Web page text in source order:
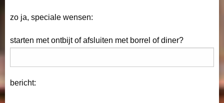
zo ja, speciale wensen:
starten met ontbijt of afsluiten met borrel of diner?
bericht: